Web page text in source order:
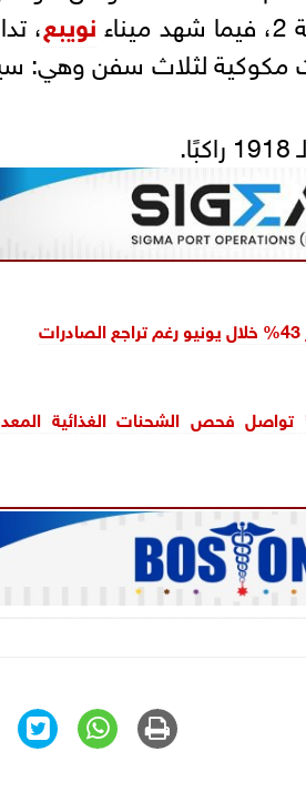
نويبع،
عبر رحلات مكوكية لثلاث سفن وهي:
تواصل فحص الشحنات الغذائية